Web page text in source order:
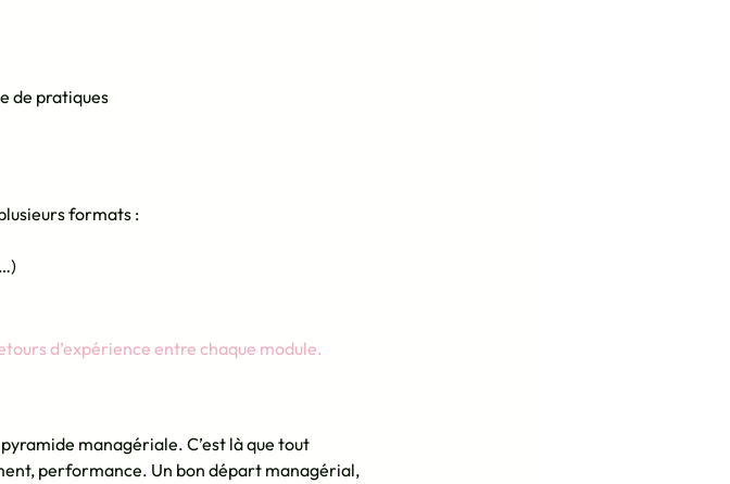
de pratiques
formats :
d’expérience entre chaque module.
managériale. C’est là que tout
performance. Un bon départ managérial,